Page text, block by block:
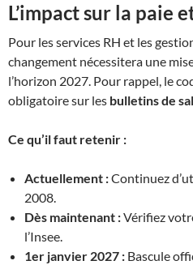
L’impact sur la paie
Pour les services RH et les
changement nécessitera une
l’horizon 2027. Pour rappel, le
obligatoire sur les bulletins de
Ce qu’il faut retenir :
Actuellement :Continuez
2008.
Dès maintenant :Vérifiez
l’Insee.
1er janvier 2027 : Bascule